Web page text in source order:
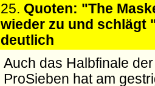
25. Quoten: "The
wieder zu und schlägt
deutlich
Auch das Halbfinale
ProSieben hat am